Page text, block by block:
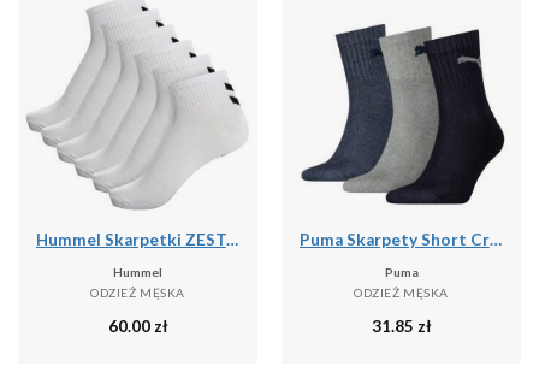
Hummel Skarpetki ZESTAW 6-Pack Z SZEWRONAMI MID CUT
Hummel
ODZIEŻ MĘSKA
60.00 zł
Puma Skarpety Short Crew 3-Pak 90611058
Puma
ODZIEŻ MĘSKA
31.85 zł